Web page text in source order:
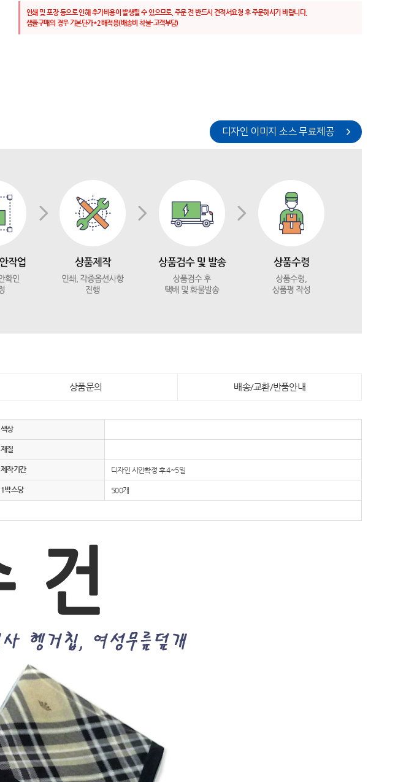
인쇄 및 포장 등으로 인해 추가비용이 발생될 수 있으므로, 주문 전 반드시 견적서요청 후 주문하시기 바랍니다.
샘플구매의 경우 기본단가*2배적용(배송비 착불-고객부담)
디자인 이미지 소스 무료제공
상품문의 배송/교환/반품안내
색상
재질
제작기간 디자인 시안확정 후 4~5일
1박스당 500개